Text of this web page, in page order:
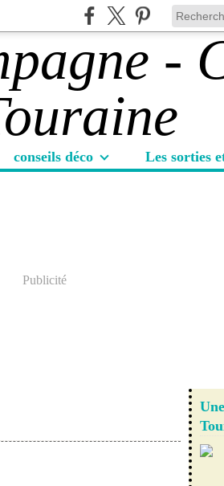
conseils déco
Publicité